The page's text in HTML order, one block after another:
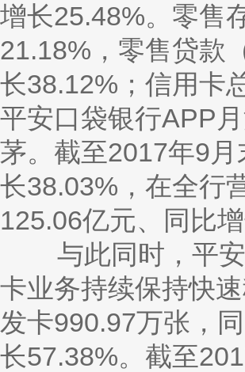
增长25.48%。零售
21.18%，零售贷款
长38.12%；信用卡
平安口袋银行APP
茅。截至2017年9
长38.03%，在全行
125.06亿元、同比
与此同时，平安
卡业务持续保持快
发卡990.97万张，
长57.38%。截至